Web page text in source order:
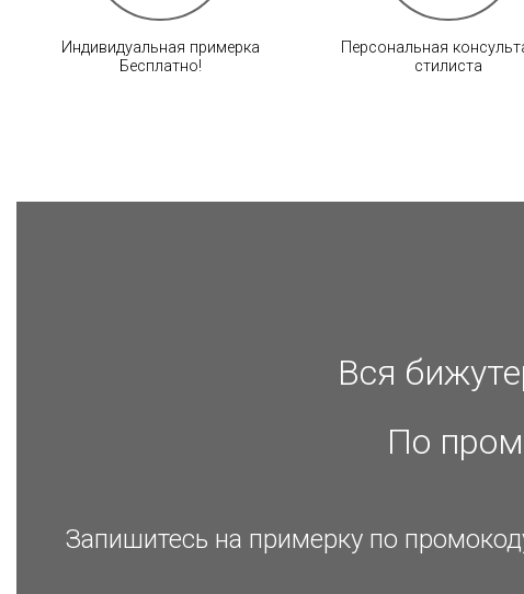
Индивидуальная примерка
Бесплатно!
Персональная
стилиста
Вся
По
Запишитесь на примерку по